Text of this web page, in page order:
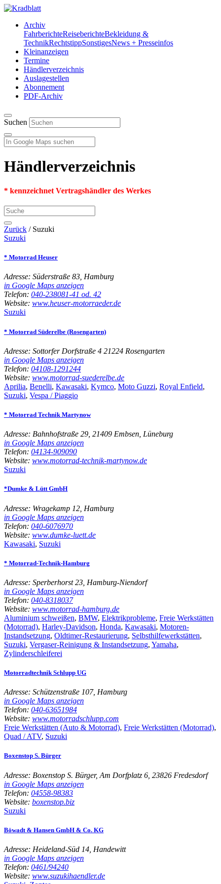
Archiv
FahrberichteReiseberichteBekleidung &
TechnikRechtstippSonstigesNews + Presseinfos
Kleinanzeigen
Termine
Händlerverzeichnis
Auslagestellen
Abonnement
PDF-Archiv
Suchen
Händlerverzeichnis
* kennzeichnet Vertragshändler des Werkes
Zurück / Suzuki
Suzuki
* Motorrad Heuser
Adresse: Süderstraße 83, Hamburg
in Google Maps anzeigen
Telefon: 040-238081-41 od. 42
Website: www.heuser-motorraeder.de
Suzuki
* Motorrad Süderelbe (Rosengarten)
Adresse: Sottorfer Dorfstraße 4 21224 Rosengarten
in Google Maps anzeigen
Telefon: 04108-1291244
Website: www.motorrad-suederelbe.de
Aprilia, Benelli, Kawasaki, Kymco, Moto Guzzi, Royal Enfield,
Suzuki, Vespa / Piaggio
* Motorrad Technik Martynow
Adresse: Bahnhofstraße 29, 21409 Embsen, Lüneburg
in Google Maps anzeigen
Telefon: 04134-909090
Website: www.motorrad-technik-martynow.de
Suzuki
*Dumke & Lütt GmbH
Adresse: Wragekamp 12, Hamburg
in Google Maps anzeigen
Telefon: 040-6076970
Website: www.dumke-luett.de
Kawasaki, Suzuki
* Motorrad-Technik-Hamburg
Adresse: Sperberhorst 23, Hamburg-Niendorf
in Google Maps anzeigen
Telefon: 040-8318037
Website: www.motorrad-hamburg.de
Aluminium schweißen, BMW, Elektrikprobleme, Freie Werkstätten
(Motorrad), Harley-Davidson, Honda, Kawasaki, Motoren-
Instandsetzung, Oldtimer-Restaurierung, Selbsthilfewerkstätten,
Suzuki, Vergaser-Reinigung & Instandsetzung, Yamaha,
Zylinderschleiferei
Motorradtechnik Schlupp UG
Adresse: Schützenstraße 107, Hamburg
in Google Maps anzeigen
Telefon: 040-63651984
Website: www.motorradschlupp.com
Freie Werkstätten (Auto & Motorrad), Freie Werkstätten (Motorrad),
Quad / ATV, Suzuki
Boxenstop S. Bürger
Adresse: Boxenstop S. Bürger, Am Dorfplatz 6, 23826 Fredesdorf
in Google Maps anzeigen
Telefon: 04558-98383
Website: boxenstop.biz
Suzuki
Böwadt & Hansen GmbH & Co. KG
Adresse: Heideland-Süd 14, Handewitt
in Google Maps anzeigen
Telefon: 0461/94240
Website: www.suzukihaendler.de